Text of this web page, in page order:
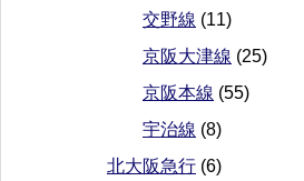
交野線 (11)
京阪大津線 (25)
京阪本線 (55)
宇治線 (8)
北大阪急行 (6)